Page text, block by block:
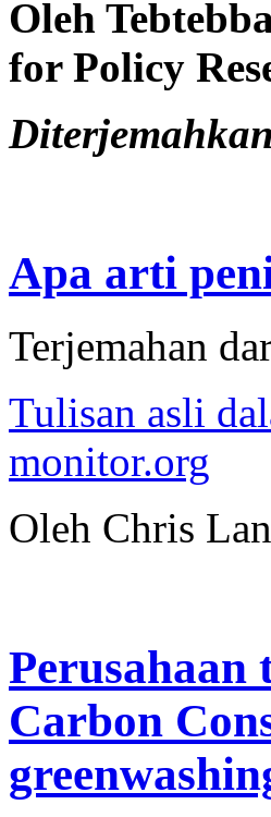
Oleh
for Policy
Apa arti
Terjemahan
Tulisan asli
monitor.org
Oleh Chris
Perusahaan
Carbon